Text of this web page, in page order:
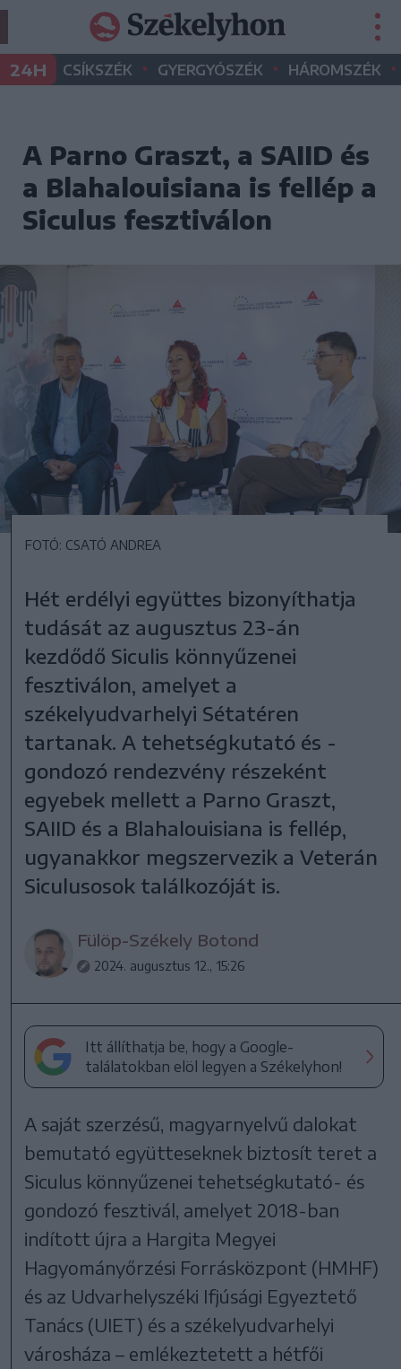
24H CSÍKSZÉK • GYERGYÓSZÉK • HÁROMSZÉK •
A Parno Graszt, a SAIID és
a Blahalouisiana is fellép a
Siculus fesztiválon
FOTÓ: CSATÓ ANDREA
Hét erdélyi együttes bizonyíthatja
tudását az augusztus 23-án
kezdődő Siculis könnyűzenei
fesztiválon, amelyet a
székelyudvarhelyi Sétatéren
tartanak. A tehetségkutató és -
gondozó rendezvény részeként
egyebek mellett a Parno Graszt,
SAIID és a Blahalouisiana is fellép,
ugyanakkor megszervezik a Veterán
Siculusosok találkozóját is.
Fülöp-Székely Botond
2024. augusztus 12., 15:26
Itt állíthatja be, hogy a Google-
találatokban elöl legyen a Székelyhon!
A saját szerzésű, magyarnyelvű dalokat
bemutató együtteseknek biztosít teret a
Siculus könnyűzenei tehetségkutató- és
gondozó fesztivál, amelyet 2018-ban
indított újra a Hargita Megyei
Hagyományőrzési Forrásközpont (HMHF)
és az Udvarhelyszéki Ifjúsági Egyeztető
Tanács (UIET) és a székelyudvarhelyi
városháza – emlékeztetett a hétfői